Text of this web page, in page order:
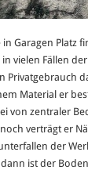
in Garagen Platz
in vielen Fällen
Privatgebrauch
Material er
von zentraler
verträgt er
der
ist der